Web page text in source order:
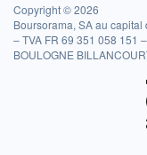
Copyright © 2026
Boursorama, SA au
– TVA FR 69 351 058 151
BOULOGNE